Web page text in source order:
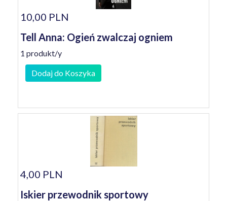
10,00 PLN
Tell Anna: Ogień zwalczaj ogniem
1 produkt/y
Dodaj do Koszyka
4,00 PLN
Iskier przewodnik sportowy